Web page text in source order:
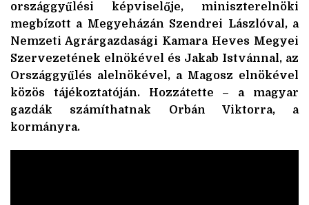
országgyűlési képviselője, miniszterelnöki
megbízott a Megyeházán Szendrei Lászlóval, a
Nemzeti Agrárgazdasági Kamara Heves Megyei
Szervezetének elnökével és Jakab Istvánnal, az
Országgyűlés alelnökével, a Magosz elnökével
közös tájékoztatóján. Hozzátette – a magyar
gazdák számíthatnak Orbán Viktorra, a
kormányra.